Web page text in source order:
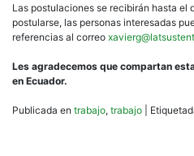
Las postulaciones se recibirán hasta el
postularse, las personas interesadas
referencias al correo
Les agradecemos que compartan
en Ecuador.
Publicada en trabajo, trabajo